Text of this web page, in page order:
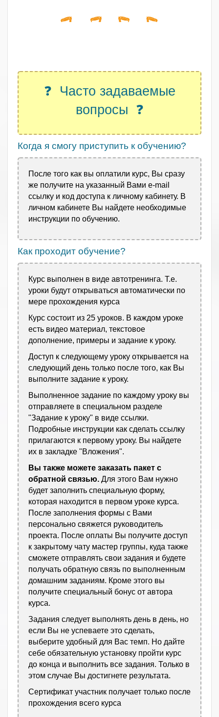
❓ Часто задаваемые
вопросы ❓
Когда я смогу приступить к обучению?
После того как вы оплатили курс, Вы сразу
же получите на указанный Вами e-mail
ссылку и код доступа к личному кабинету. В
личном кабинете Вы найдете необходимые
инструкции по обучению.
Как проходит обучение?
Курс выполнен в виде автотренинга. Т.е.
уроки будут открываться автоматически по
мере прохождения курса
Курс состоит из 25 уроков. В каждом уроке
есть видео материал, текстовое
дополнение, примеры и задание к уроку.
Доступ к следующему уроку открывается на
следующий день только после того, как Вы
выполните задание к уроку.
Выполненное задание по каждому уроку вы
отправляете в специальном разделе
"Задание к уроку" в виде ссылки.
Подробные инструкции как сделать ссылку
прилагаются к первому уроку. Вы найдете
их в закладке "Вложения".
Вы также можете заказать пакет с
обратной связью. Для этого Вам нужно
будет заполнить специальную форму,
которая находится в первом уроке курса.
После заполнения формы с Вами
персонально свяжется руководитель
проекта. После оплаты Вы получите доступ
к закрытому чату мастер группы, куда также
сможете отправлять свои задания и будете
получать обратную связь по выполненным
домашним заданиям. Кроме этого вы
получите специальный бонус от автора
курса.
Задания следует выполнять день в день, но
если Вы не успеваете это сделать,
выберите удобный для Вас темп. Но дайте
себе обязательную установку пройти курс
до конца и выполнить все задания. Только в
этом случае Вы достигнете результата.
Сертификат участник получает только после
прохождения всего курса